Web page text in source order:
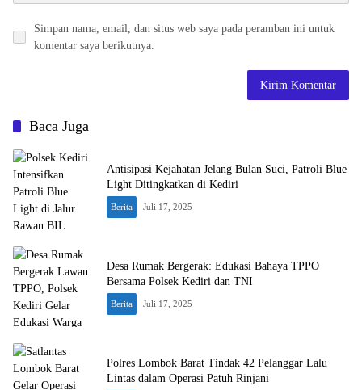
Simpan nama, email, dan situs web saya pada peramban ini untuk
komentar saya berikutnya.
Baca Juga
Antisipasi Kejahatan Jelang Bulan Suci, Patroli Blue
Light Ditingkatkan di Kediri
Berita Juli 17, 2025
Desa Rumak Bergerak: Edukasi Bahaya TPPO
Bersama Polsek Kediri dan TNI
Berita Juli 17, 2025
Polres Lombok Barat Tindak 42 Pelanggar Lalu
Lintas dalam Operasi Patuh Rinjani